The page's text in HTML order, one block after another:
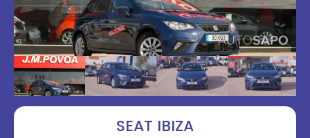
SEAT IBIZA